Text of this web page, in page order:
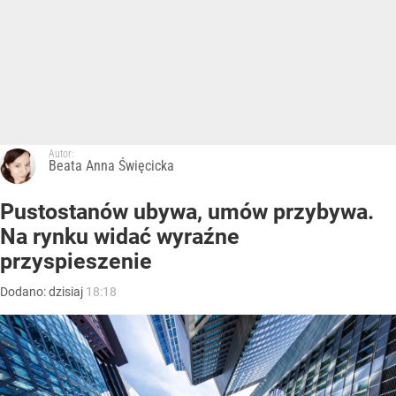
Autor:
Beata Anna Święcicka
Pustostanów ubywa, umów przybywa.
Na rynku widać wyraźne
przyspieszenie
Dodano:dzisiaj 18:18